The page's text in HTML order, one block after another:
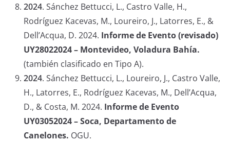
2024. Sánchez Bettucci, L., Castro Valle, H.,
Rodríguez Kacevas, M., Loureiro, J., Latorres, E., &
Dell’Acqua, D. 2024. Informe de Evento (revisado)
UY28022024 – Montevideo, Voladura Bahía.
(también clasificado en Tipo A).
2024. Sánchez Bettucci, L., Loureiro, J., Castro Valle,
H., Latorres, E., Rodríguez Kacevas, M., Dell’Acqua,
D., & Costa, M. 2024. Informe de Evento
UY03052024 – Soca, Departamento de
Canelones. OGU.